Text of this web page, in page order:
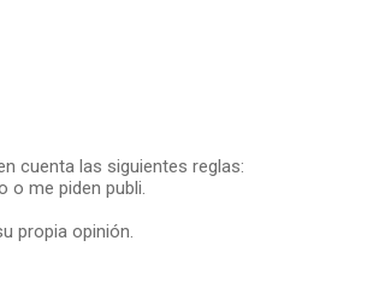
cuenta las siguientes reglas:
o me piden publi.
propia opinión.